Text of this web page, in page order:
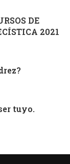
DE
2021
tuyo.